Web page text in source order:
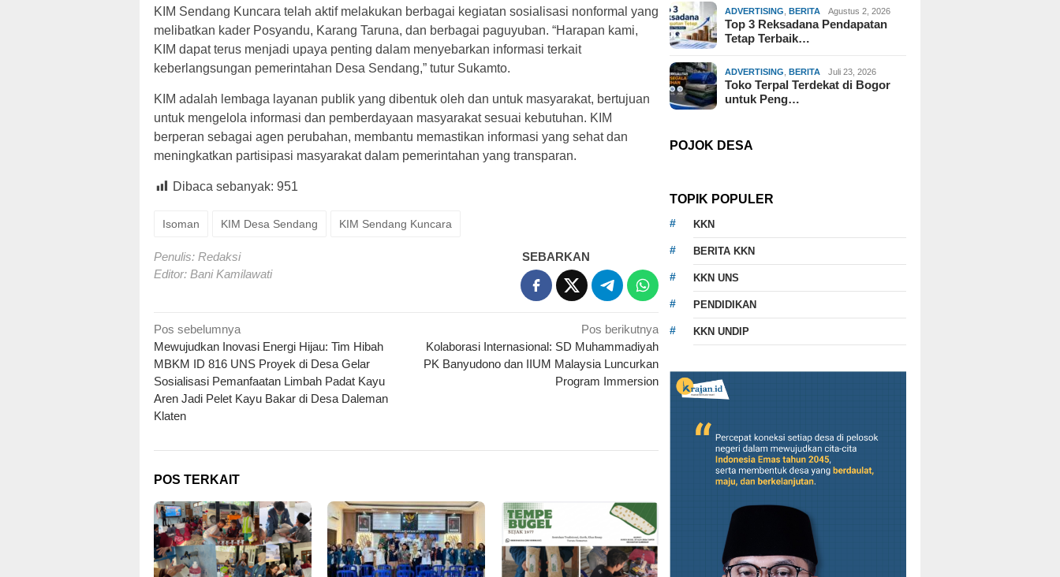
KIM Sendang Kuncara telah aktif melakukan berbagai kegiatan sosialisasi nonformal yang
melibatkan kader Posyandu, Karang Taruna, dan berbagai paguyuban. “Harapan kami,
KIM dapat terus menjadi upaya penting dalam menyebarkan informasi terkait
keberlangsungan pemerintahan Desa Sendang,” tutur Sukamto.
KIM adalah lembaga layanan publik yang dibentuk oleh dan untuk masyarakat, bertujuan
untuk mengelola informasi dan pemberdayaan masyarakat sesuai kebutuhan. KIM
berperan sebagai agen perubahan, membantu memastikan informasi yang sehat dan
meningkatkan partisipasi masyarakat dalam pemerintahan yang transparan.
Dibaca sebanyak: 951
Isoman KIM Desa Sendang KIM Sendang Kuncara
Penulis: Redaksi
Editor: Bani Kamilawati
SEBARKAN
Navigasi
pos
Pos sebelumnya
Mewujudkan Inovasi Energi Hijau: Tim Hibah
MBKM ID 816 UNS Proyek di Desa Gelar
Sosialisasi Pemanfaatan Limbah Padat Kayu
Aren Jadi Pelet Kayu Bakar di Desa Daleman
Klaten
Pos berikutnya
Kolaborasi Internasional: SD Muhammadiyah
PK Banyudono dan IIUM Malaysia Luncurkan
Program Immersion
POS TERKAIT
ADVERTISING ,BERITA Agustus 2, 2026
Top 3 Reksadana Pendapatan
Tetap Terbaik…
ADVERTISING ,BERITA Juli 23, 2026
Toko Terpal Terdekat di Bogor
untuk Peng…
POJOK DESA
TOPIK POPULER
KKN
BERITA KKN
KKN UNS
PENDIDIKAN
KKN UNDIP